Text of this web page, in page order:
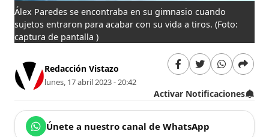
Álex Paredes se encontraba en su gimnasio cuando
sujetos entraron para acabar con su vida a tiros.(Foto:
captura de pantalla )
Redacción Vistazo
lunes, 17 abril 2023 - 20:42
Activar Notificaciones
Únete a nuestro canal de WhatsApp